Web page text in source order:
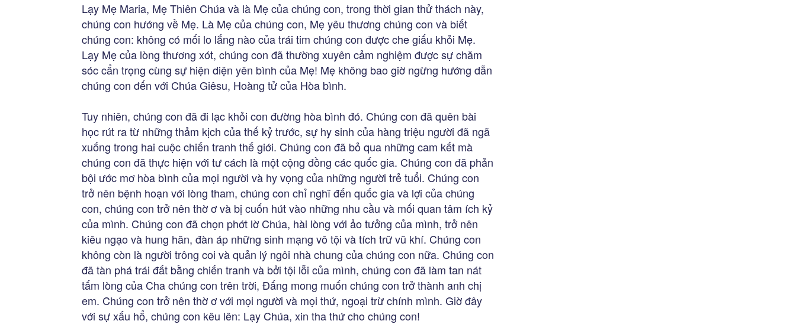
Lạy Mẹ Maria, Mẹ Thiên Chúa và là Mẹ của chúng con, trong thời gian thử thách này,
chúng con hướng về Mẹ. Là Mẹ của chúng con, Mẹ yêu thương chúng con và biết
chúng con: không có mối lo lắng nào của trái tim chúng con được che giấu khỏi Mẹ.
Lạy Mẹ của lòng thương xót, chúng con đã thường xuyên cảm nghiệm được sự chăm
sóc cẩn trọng cùng sự hiện diện yên bình của Mẹ! Mẹ không bao giờ ngừng hướng dẫn
chúng con đến với Chúa Giêsu, Hoàng tử của Hòa bình.
Tuy nhiên, chúng con đã đi lạc khỏi con đường hòa bình đó. Chúng con đã quên bài
học rút ra từ những thảm kịch của thế kỷ trước, sự hy sinh của hàng triệu người đã ngã
xuống trong hai cuộc chiến tranh thế giới. Chúng con đã bỏ qua những cam kết mà
chúng con đã thực hiện với tư cách là một cộng đồng các quốc gia. Chúng con đã phản
bội ước mơ hòa bình của mọi người và hy vọng của những người trẻ tuổi. Chúng con
trở nên bệnh hoạn với lòng tham, chúng con chỉ nghĩ đến quốc gia và lợi của chúng
con, chúng con trở nên thờ ơ và bị cuốn hút vào những nhu cầu và mối quan tâm ích kỷ
của mình. Chúng con đã chọn phớt lờ Chúa, hài lòng với ảo tưởng của mình, trở nên
kiêu ngạo và hung hãn, đàn áp những sinh mạng vô tội và tích trữ vũ khí. Chúng con
không còn là người trông coi và quản lý ngôi nhà chung của chúng con nữa. Chúng con
đã tàn phá trái đất bằng chiến tranh và bởi tội lỗi của mình, chúng con đã làm tan nát
tấm lòng của Cha chúng con trên trời, Đấng mong muốn chúng con trở thành anh chị
em. Chúng con trở nên thờ ơ với mọi người và mọi thứ, ngoại trừ chính mình. Giờ đây
với sự xấu hổ, chúng con kêu lên: Lạy Chúa, xin tha thứ cho chúng con!